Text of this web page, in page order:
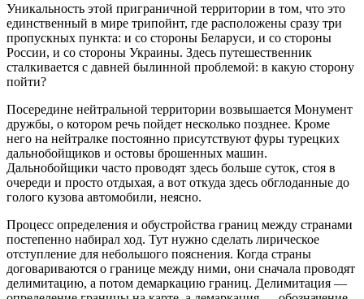
Уникальность этой приграничной территории в том, что это
единственный в мире трипойнт, где расположены сразу три
пропускных пункта: и со стороны Беларуси, и со стороны
России, и со стороны Украины. Здесь путешественник
сталкивается с давней былинной проблемой: в какую сторону
пойти?
Посередине нейтральной территории возвышается Монумент
дружбы, о котором речь пойдет несколько позднее. Кроме
него на нейтралке постоянно присутствуют фуры турецких
дальнобойщиков и остовы брошенных машин.
Дальнобойщики часто проводят здесь больше суток, стоя в
очереди и просто отдыхая, а вот откуда здесь обглоданные до
голого кузова автомобили, неясно.
Процесс определения и обустройства границ между странами
постепенно набирал ход. Тут нужно сделать лирическое
отступление для небольшого пояснения. Когда страны
договариваются о границе между ними, они сначала проводят
делимитацию, а потом демаркацию границ. Делимитация —